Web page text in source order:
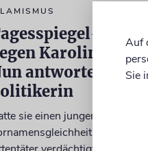
Karoline
antwortet die
sie einen jungen Mann
zu Unrecht
Auf
Sie